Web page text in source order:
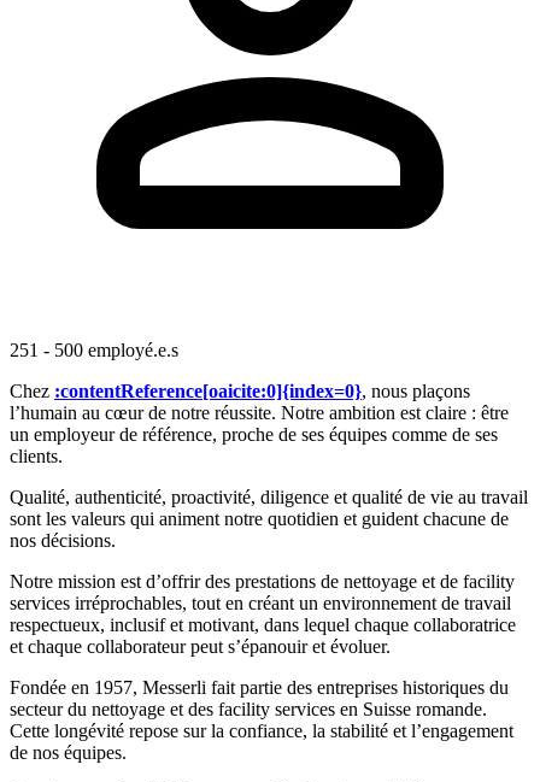
251 - 500 employé.e.s
Chez :contentReference[oaicite:0]{index=0}, nous plaçons
l’humain au cœur de notre réussite. Notre ambition est claire : être
un employeur de référence, proche de ses équipes comme de ses
clients.
Qualité, authenticité, proactivité, diligence et qualité de vie au travail
sont les valeurs qui animent notre quotidien et guident chacune de
nos décisions.
Notre mission est d’offrir des prestations de nettoyage et de facility
services irréprochables, tout en créant un environnement de travail
respectueux, inclusif et motivant, dans lequel chaque collaboratrice
et chaque collaborateur peut s’épanouir et évoluer.
Fondée en 1957, Messerli fait partie des entreprises historiques du
secteur du nettoyage et des facility services en Suisse romande.
Cette longévité repose sur la confiance, la stabilité et l’engagement
de nos équipes.